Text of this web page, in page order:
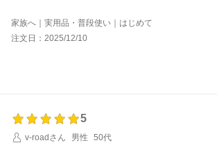
家族へ｜実用品・普段使い｜はじめて
注文日：2025/12/10
5
v-roadさん
男性 50代